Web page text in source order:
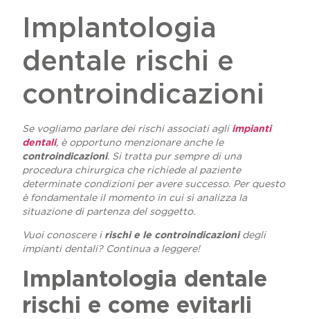
Implantologia
dentale rischi e
controindicazioni
Se vogliamo parlare dei rischi associati agli impianti
dentali, è opportuno menzionare anche le
controindicazioni. Si tratta pur sempre di una
procedura chirurgica che richiede al paziente
determinate condizioni per avere successo. Per questo
è fondamentale il momento in cui si analizza la
situazione di partenza del soggetto.
Vuoi conoscere i rischi e le controindicazionidegli
impianti dentali? Continua a leggere!
Implantologia dentale
rischi e come evitarli